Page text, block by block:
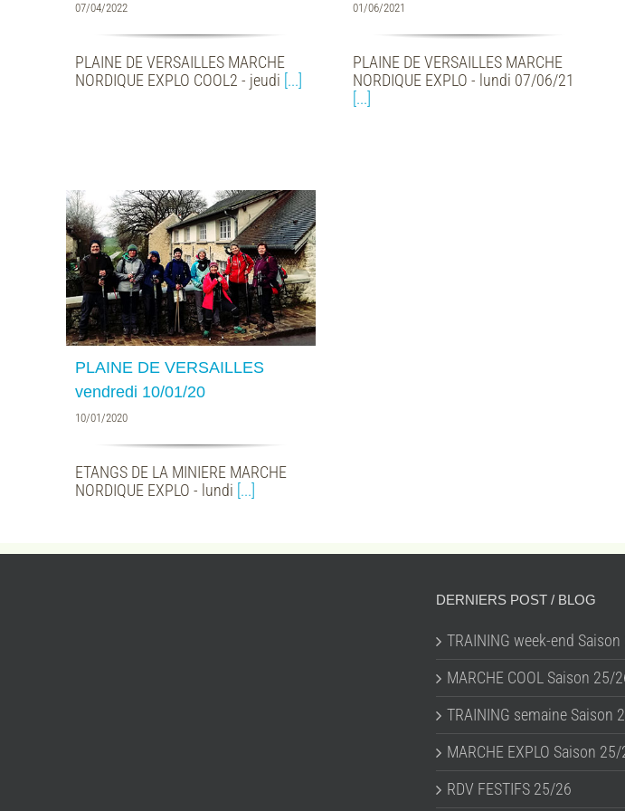
07/04/2022
PLAINE DE VERSAILLES MARCHE
NORDIQUE EXPLO COOL2 - jeudi [...]
01/06/2021
PLAINE DE VERSAILLES MARCHE
NORDIQUE EXPLO - lundi 07/06/21
[...]
PLAINE DE VERSAILLES
vendredi 10/01/20
10/01/2020
ETANGS DE LA MINIERE MARCHE
NORDIQUE EXPLO - lundi [...]
DERNIERS POST / BLOG
TRAINING week-end
MARCHE COOL Saison 25/
TRAINING semaine Saison
MARCHE EXPLO Saison
RDV FESTIFS 25/26